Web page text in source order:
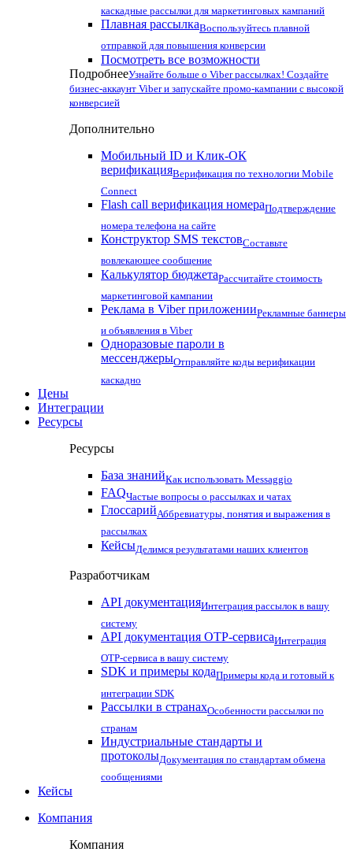
каскадные рассылки для маркетинговых кампаний
Плавная рассылкаВоспользуйтесь плавной
отправкой для повышения конверсии
Посмотреть все возможности
ПодробнееУзнайте больше о Viber рассылках! Создайте
бизнес-аккаунт Viber и запускайте промо-кампании с высокой
конверсией
Дополнительно
Мобильный ID и Клик-ОК
верификацияВерификация по технологии Mobile
Connect
Flash call верификация номераПодтверждение
номера телефона на сайте
Конструктор SMS текстовСоставьте
вовлекающее сообщение
Калькулятор бюджетаРассчитайте стоимость
маркетинговой кампании
Реклама в Viber приложенииРекламные баннеры
и объявления в Viber
Одноразовые пароли в
мессенджерыОтправляйте коды верификации
каскадно
Цены
Интеграции
Ресурсы
Ресурсы
База знанийКак использовать Messaggio
FAQЧастые вопросы о рассылках и чатах
ГлоссарийАббревиатуры, понятия и выражения в
рассылках
КейсыДелимся результатами наших клиентов
Разработчикам
API документацияИнтеграция рассылок в вашу
систему
API документация OTP-сервисаИнтеграция
OTP-сервиса в вашу систему
SDK и примеры кодаПримеры кода и готовый к
интеграции SDK
Рассылки в странахОсобенности рассылки по
странам
Индустриальные стандарты и
протоколыДокументация по стандартам обмена
сообщениями
Кейсы
Компания
Компания